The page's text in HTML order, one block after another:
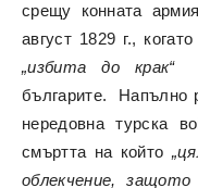
срещу конната
август 1829 г.,
„избита до крак“
българите. Напълно
нередовна турска
смъртта на който
облекчение,